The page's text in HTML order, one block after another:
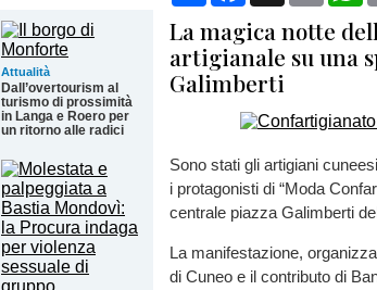
Attualità
Dall’overtourism al
turismo di prossimità
in Langa e Roero per
un ritorno alle radici
La magica notte
artigianale su una
Galimberti
Sono stati gli artigiani
i protagonisti di “Moda
centrale piazza Galimberti
La manifestazione,
di Cuneo e il contributo di